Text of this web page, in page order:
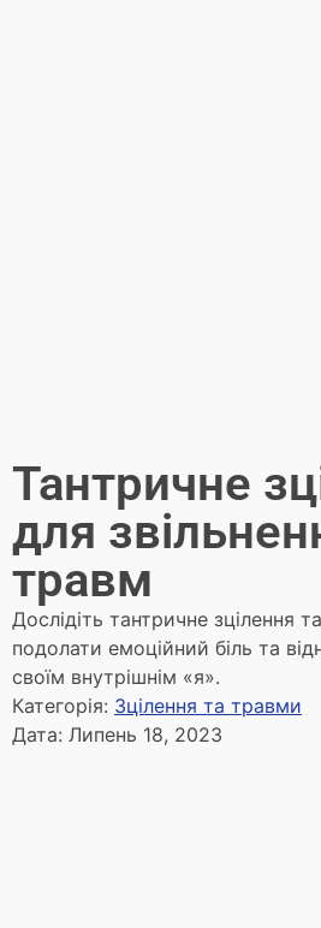
Тантричне
для
травм
Дослідіть тантричне зцілення
подолати емоційний біль та
своїм внутрішнім «я».
Категорія: Зцілення та травми
Дата: Липень 18, 2023